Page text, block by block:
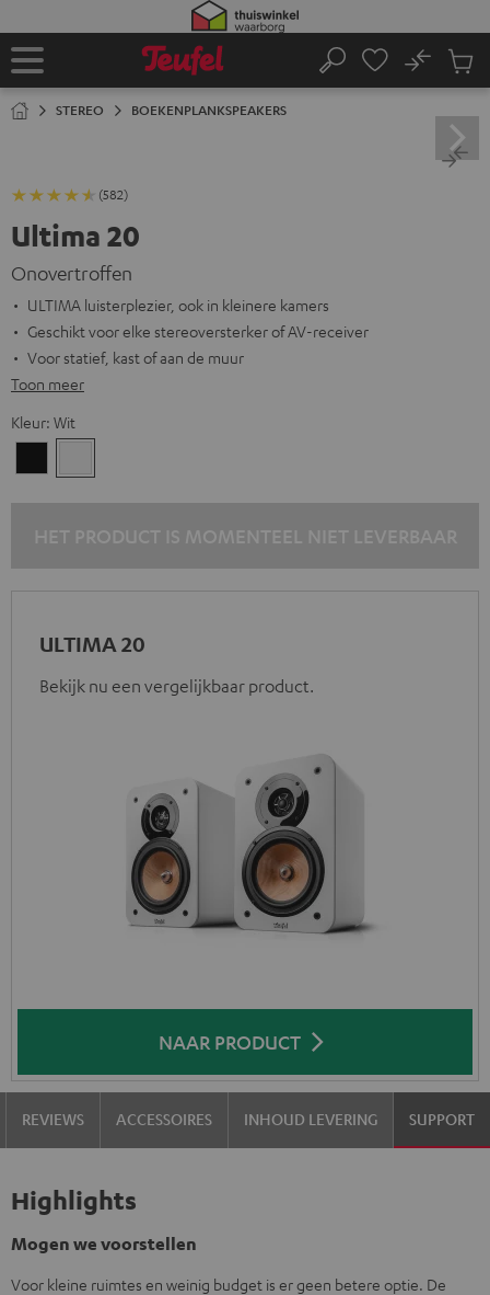
Home
Zoeken
No
STEREO BOEKENPLANKSPEAKERS
(582)
Ultima 20
Onovertroffen
ULTIMA luisterplezier, ook in kleinere kamers
Geschikt voor elke stereoversterker of AV-receiver
Voor statief, kast of aan de muur
Toon meer
Kleur: Wit
ULTIMA 20
Bekijk nu een vergelijkbaar product.
NAAR PRODUCT
REVIEWS ACCESSOIRES INHOUD LEVERING SUPPORT
Highlights
Mogen we voorstellen
Voor kleine ruimtes en weinig budget is er geen betere optie. De